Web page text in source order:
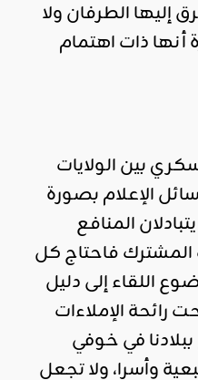
إليها الطرفان ولا
أنها ذات اهتمام
بين الولايات
الإعلام بصورة
المنافع
المشترك فاحتاج كل
اللقاء إلى دليل
رائحة الإملاءات
في خوفي
وأسرا، ولا تجعل